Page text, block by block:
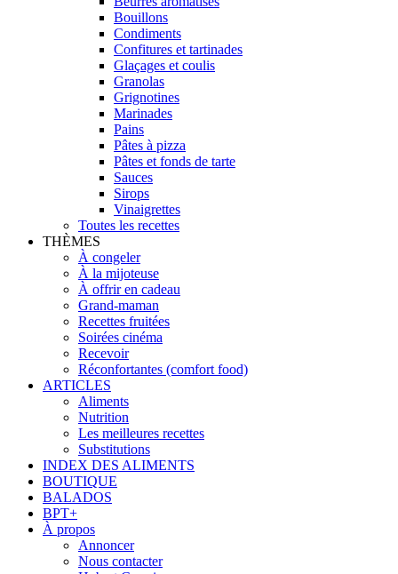
Bouillons
Condiments
Confitures et tartinades
Glaçages et coulis
Granolas
Grignotines
Marinades
Pains
Pâtes à pizza
Pâtes et fonds de tarte
Sauces
Sirops
Vinaigrettes
Toutes les recettes
THÈMES
À congeler
À la mijoteuse
À offrir en cadeau
Grand-maman
Recettes fruitées
Soirées cinéma
Recevoir
Réconfortantes (comfort food)
ARTICLES
Aliments
Nutrition
Les meilleures recettes
Substitutions
INDEX DES ALIMENTS
BOUTIQUE
BALADOS
BPT+
À propos
Annoncer
Nous contacter